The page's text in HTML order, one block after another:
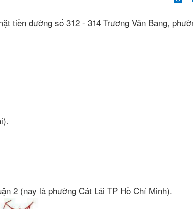
tiền đường số 312 - 314 Trương Văn Bang,
2 (nay là phường Cát Lái TP Hồ Chí Minh).